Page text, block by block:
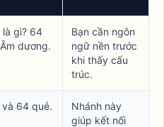
là gì? 64
Âm dương.
Bạn cần ngôn
ngữ nền trước
khi thấy cấu
trúc.
và 64 quẻ.
Nhánh này
giúp kết nối